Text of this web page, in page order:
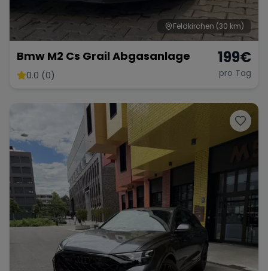
Feldkirchen (30 km)
Bmw M2 Cs Grail Abgasanlage
0.0 (0)
199€
pro Tag